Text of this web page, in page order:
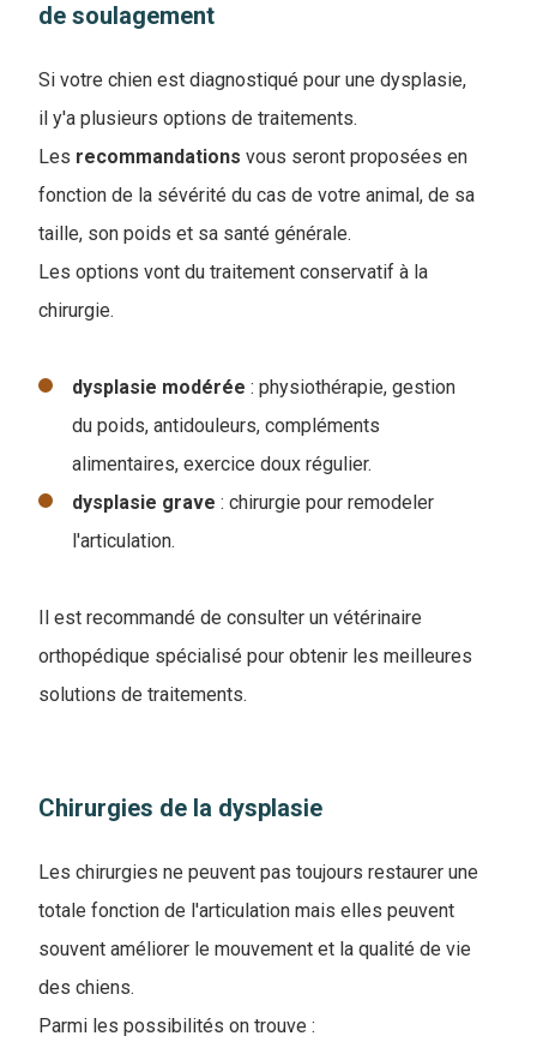
de soulagement
Si votre chien est diagnostiqué pour une dysplasie,
il y'a plusieurs options de traitements.
Les recommandations vous seront proposées en
fonction de la sévérité du cas de votre animal, de sa
taille, son poids et sa santé générale.
Les options vont du traitement conservatif à la
chirurgie.
dysplasie modérée : physiothérapie, gestion
du poids, antidouleurs, compléments
alimentaires, exercice doux régulier.
dysplasie grave : chirurgie pour remodeler
l'articulation.
Il est recommandé de consulter un vétérinaire
orthopédique spécialisé pour obtenir les meilleures
solutions de traitements.
Chirurgies de la dysplasie
Les chirurgies ne peuvent pas toujours restaurer une
totale fonction de l'articulation mais elles peuvent
souvent améliorer le mouvement et la qualité de vie
des chiens.
Parmi les possibilités on trouve :